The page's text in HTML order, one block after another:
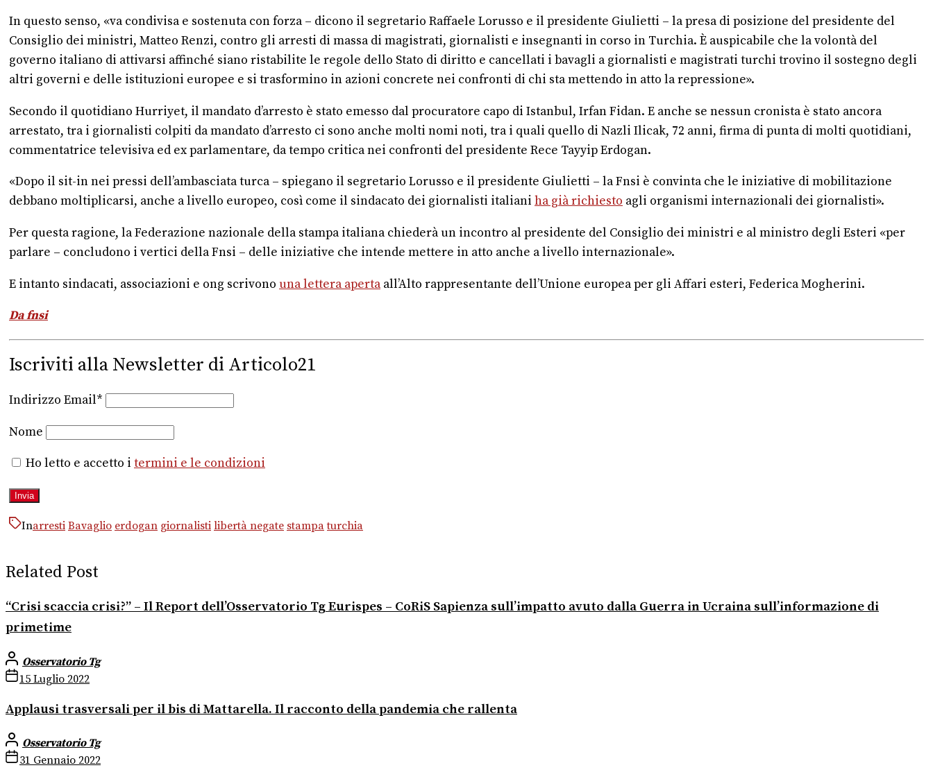
In questo senso, «va condivisa e sostenuta con forza – dicono il segretario Raffaele Lorusso e il presidente Giulietti – la presa di posizione del presidente del
Consiglio dei ministri, Matteo Renzi, contro gli arresti di massa di magistrati, giornalisti e insegnanti in corso in Turchia. È auspicabile che la volontà del
governo italiano di attivarsi affinché siano ristabilite le regole dello Stato di diritto e cancellati i bavagli a giornalisti e magistrati turchi trovino il sostegno degli
altri governi e delle istituzioni europee e si trasformino in azioni concrete nei confronti di chi sta mettendo in atto la repressione».
Secondo il quotidiano Hurriyet, il mandato d’arresto è stato emesso dal procuratore capo di Istanbul, Irfan Fidan. E anche se nessun cronista è stato ancora
arrestato, tra i giornalisti colpiti da mandato d’arresto ci sono anche molti nomi noti, tra i quali quello di Nazli Ilicak, 72 anni, firma di punta di molti quotidiani,
commentatrice televisiva ed ex parlamentare, da tempo critica nei confronti del presidente Rece Tayyip Erdogan.
«Dopo il sit-in nei pressi dell’ambasciata turca – spiegano il segretario Lorusso e il presidente Giulietti – la Fnsi è convinta che le iniziative di mobilitazione
debbano moltiplicarsi, anche a livello europeo, così come il sindacato dei giornalisti italiani ha già richiesto agli organismi internazionali dei giornalisti».
Per questa ragione, la Federazione nazionale della stampa italiana chiederà un incontro al presidente del Consiglio dei ministri e al ministro degli Esteri «per
parlare – concludono i vertici della Fnsi – delle iniziative che intende mettere in atto anche a livello internazionale».
E intanto sindacati, associazioni e ong scrivono una lettera apertaall’Alto rappresentante dell’Unione europea per gli Affari esteri, Federica Mogherini.
Da fnsi
Iscriviti alla Newsletter di Articolo21
Indirizzo Email*
Nome
Ho letto e accetto i termini e le condizioni
Inarresti Bavaglio erdogan giornalisti libertà negate stampa turchia
Related Post
“Crisi scaccia crisi?” – Il Report dell’Osservatorio Tg Eurispes – CoRiS Sapienza sull’impatto avuto dalla Guerra in Ucraina sull’informazione di
primetime
Osservatorio Tg
15 Luglio 2022
Applausi trasversali per il bis di Mattarella. Il racconto della pandemia che rallenta
Osservatorio Tg
31 Gennaio 2022